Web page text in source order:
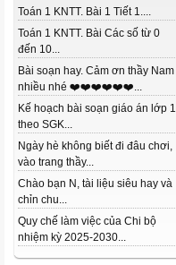
Toán 1 KNTT. Bài 1 Tiết 1....
Toán 1 KNTT. Bài Các số từ 0
đến 10...
Bài soạn hay. Cảm ơn thầy Nam
nhiều nhé ❤️❤️❤️❤️❤️❤️...
Kế hoạch bài soạn giáo án lớp 1
theo SGK...
Ngày hè không biết đi đâu chơi,
vào trang thầy...
Chào bạn N, tài liệu siêu hay và
chỉn chu...
Quy chế làm việc của Chi bộ
nhiệm kỳ 2025-2030...